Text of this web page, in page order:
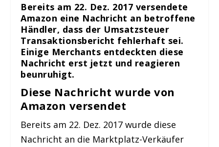
Bereits am 22. Dez. 2017 versendete
Amazon eine Nachricht an betroffene
Händler, dass der Umsatzsteuer
Transaktionsbericht fehlerhaft sei.
Einige Merchants entdeckten diese
Nachricht erst jetzt und reagieren
beunruhigt.
Diese Nachricht wurde von
Amazon versendet
Bereits am 22. Dez. 2017 wurde diese
Nachricht an die Marktplatz-Verkäufer